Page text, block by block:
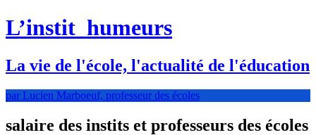
L’instit humeurs
La vie de l'école, l'actualité de l'éducation
par Lucien Marboeuf, professeur des écoles
salaire des instits et professeurs des écoles